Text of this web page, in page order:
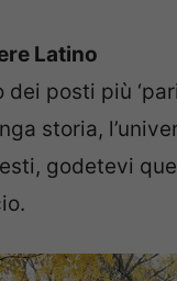
Latino
dei posti più
storia,
godetevi